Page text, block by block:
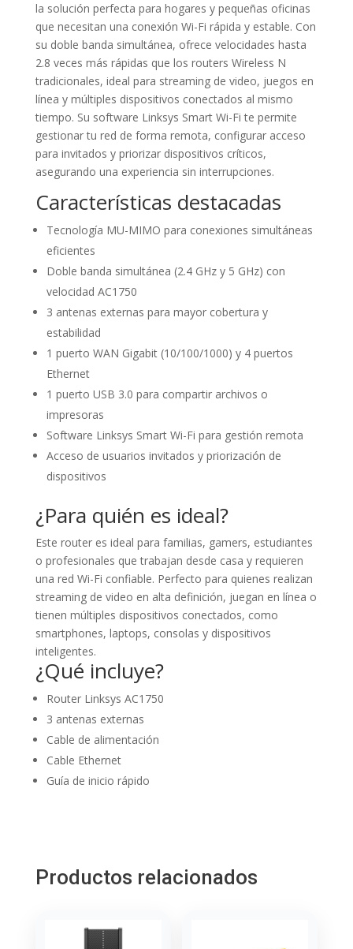
la solución perfecta para hogares y pequeñas oficinas
que necesitan una conexión Wi-Fi rápida y estable. Con
su doble banda simultánea, ofrece velocidades hasta
2.8 veces más rápidas que los routers Wireless N
tradicionales, ideal para streaming de video, juegos en
línea y múltiples dispositivos conectados al mismo
tiempo. Su software Linksys Smart Wi-Fi te permite
gestionar tu red de forma remota, configurar acceso
para invitados y priorizar dispositivos críticos,
asegurando una experiencia sin interrupciones.
Características destacadas
Tecnología MU-MIMO para conexiones simultáneas
eficientes
Doble banda simultánea (2.4 GHz y 5 GHz) con
velocidad AC1750
3 antenas externas para mayor cobertura y
estabilidad
1 puerto WAN Gigabit (10/100/1000) y 4 puertos
Ethernet
1 puerto USB 3.0 para compartir archivos o
impresoras
Software Linksys Smart Wi-Fi para gestión remota
Acceso de usuarios invitados y priorización de
dispositivos
¿Para quién es ideal?
Este router es ideal para familias, gamers, estudiantes
o profesionales que trabajan desde casa y requieren
una red Wi-Fi confiable. Perfecto para quienes realizan
streaming de video en alta definición, juegan en línea o
tienen múltiples dispositivos conectados, como
smartphones, laptops, consolas y dispositivos
inteligentes.
¿Qué incluye?
Router Linksys AC1750
3 antenas externas
Cable de alimentación
Cable Ethernet
Guía de inicio rápido
Productos relacionados